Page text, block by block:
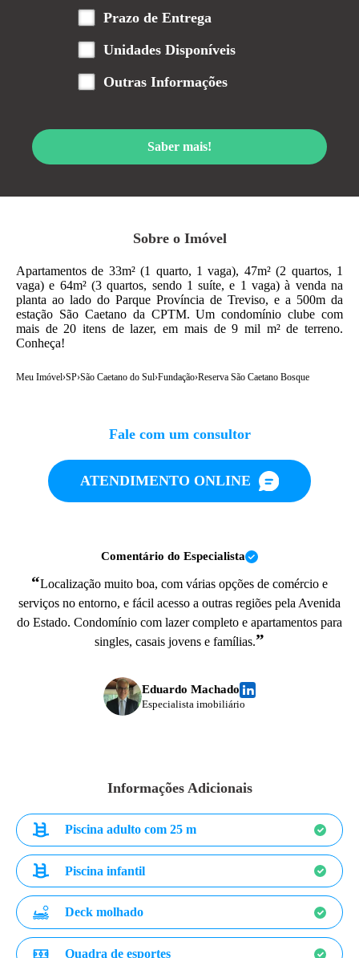
Sobre o Imóvel
Apartamentos de 33m² (1 quarto, 1 vaga), 47m² (2 quartos, 1
vaga) e 64m² (3 quartos, sendo 1 suíte, e 1 vaga) à venda na
planta ao lado do Parque Província de Treviso, e a 500m da
estação São Caetano da CPTM. Um condomínio clube com
mais de 20 itens de lazer, em mais de 9 mil m² de terreno.
Conheça!
Meu Imóvel›SP›São Caetano do Sul›Fundação›Reserva São Caetano Bosque
Prazo de Entrega
Unidades Disponíveis
Outras Informações
Saber mais!
Fale com um consultor
ATENDIMENTO ONLINE
Comentário do Especialista
“Localização muito boa, com várias opções de comércio e
serviços no entorno, e fácil acesso a outras regiões pela Avenida
do Estado. Condomínio com lazer completo e apartamentos para
singles, casais jovens e famílias.”
Eduardo Machado
Especialista imobiliário
Informações Adicionais
Piscina adulto com 25 m
Piscina infantil
Deck molhado
Quadra de esportes